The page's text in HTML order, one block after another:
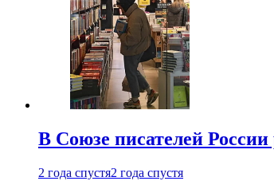
В Союзе писателей
2 года спустя2 года спустя